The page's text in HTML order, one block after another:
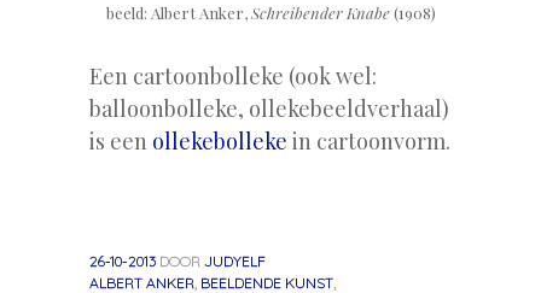
beeld: Albert Anker,Schreibender Knabe(1908)
Een cartoonbolleke (ook wel:
balloonbolleke, ollekebeeldverhaal)
is een ollekebolleke in cartoonvorm.
26-10-2013 DOOR JUDYELF
ALBERT ANKER BEELDENDE KUNST